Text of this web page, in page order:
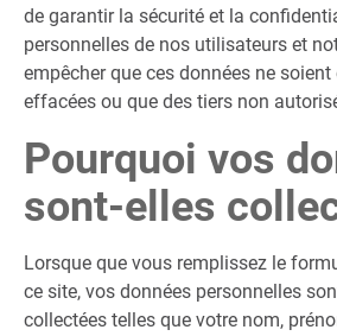
de garantir la sécurité et la
personnelles de nos utilisateurs et
empêcher que ces données ne
effacées ou que des tiers non
Pourquoi vos
sont-elles
Lorsque que vous remplissez le
ce site, vos données personnelles
collectées telles que votre nom,